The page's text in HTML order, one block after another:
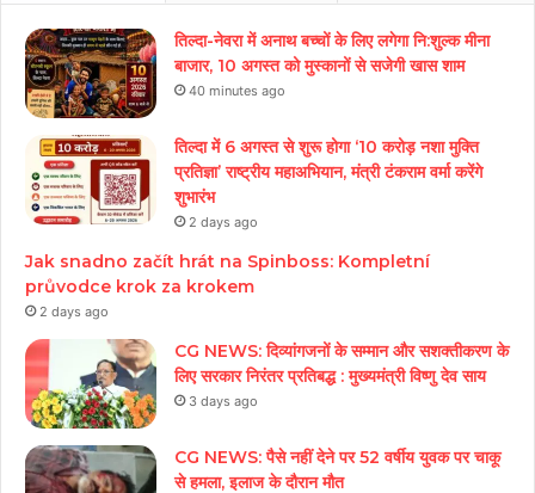
तिल्दा-नेवरा में अनाथ बच्चों के लिए लगेगा नि:शुल्क मीना
बाजार, 10 अगस्त को मुस्कानों से सजेगी खास शाम
40 minutes ago
तिल्दा में 6 अगस्त से शुरू होगा ‘10 करोड़ नशा मुक्ति
प्रतिज्ञा’ राष्ट्रीय महाअभियान, मंत्री टंकराम वर्मा करेंगे
शुभारंभ
2 days ago
Jak snadno začít hrát na Spinboss: Kompletní
průvodce krok za krokem
2 days ago
CG NEWS: दिव्यांगजनों के सम्मान और सशक्तीकरण के
लिए सरकार निरंतर प्रतिबद्ध : मुख्यमंत्री विष्णु देव साय
3 days ago
CG NEWS: पैसे नहीं देने पर 52 वर्षीय युवक पर चाकू
से हमला, इलाज के दौरान मौत